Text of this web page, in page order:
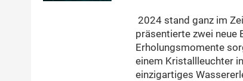
2024 stand ganz im
präsentierte zwei neue
Erholungsmomente
einem Kristallleuchter
einzigartiges